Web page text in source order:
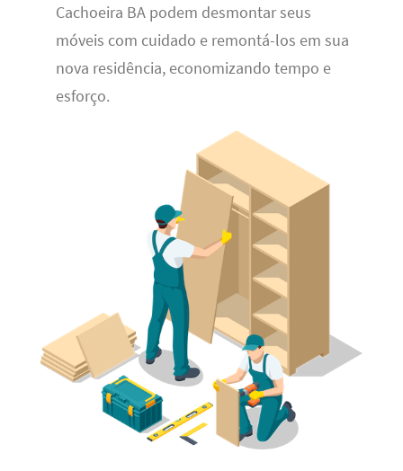
Cachoeira BA podem desmontar seus
móveis com cuidado e remontá-los em sua
nova residência, economizando tempo e
esforço.